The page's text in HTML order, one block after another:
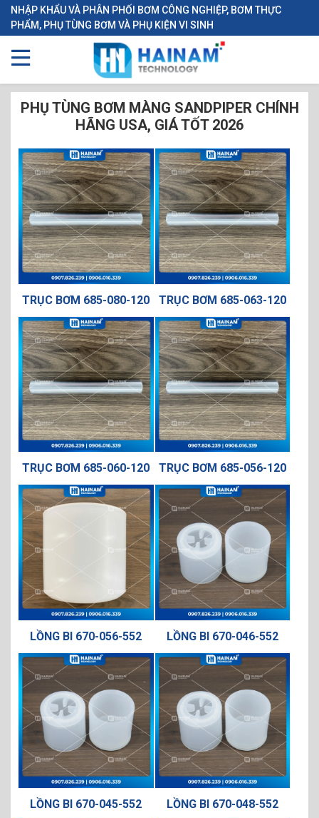
NHẬP KHẨU VÀ PHÂN PHỐI BƠM CÔNG NGHIỆP, BƠM THỰC
PHẨM, PHỤ TÙNG BƠM VÀ PHỤ KIỆN VI SINH
PHỤ TÙNG BƠM MÀNG SANDPIPER CHÍNH
HÃNG USA, GIÁ TỐT 2026
TRỤC BƠM 685-080-120 TRỤC BƠM 685-063-120
TRỤC BƠM 685-060-120 TRỤC BƠM 685-056-120
LỒNG BI 670-056-552 LỒNG BI 670-046-552
LỒNG BI 670-045-552 LỒNG BI 670-048-552